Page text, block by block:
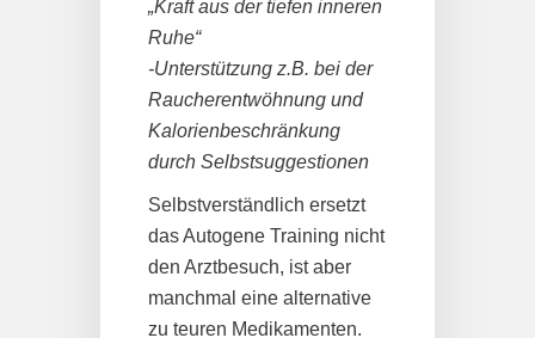
„Kraft aus der tiefen inneren
Ruhe“
-Unterstützung z.B. bei der
Raucherentwöhnung und
Kalorienbeschränkung
durch Selbstsuggestionen
Selbstverständlich ersetzt
das Autogene Training nicht
den Arztbesuch, ist aber
manchmal eine alternative
zu teuren Medikamenten.